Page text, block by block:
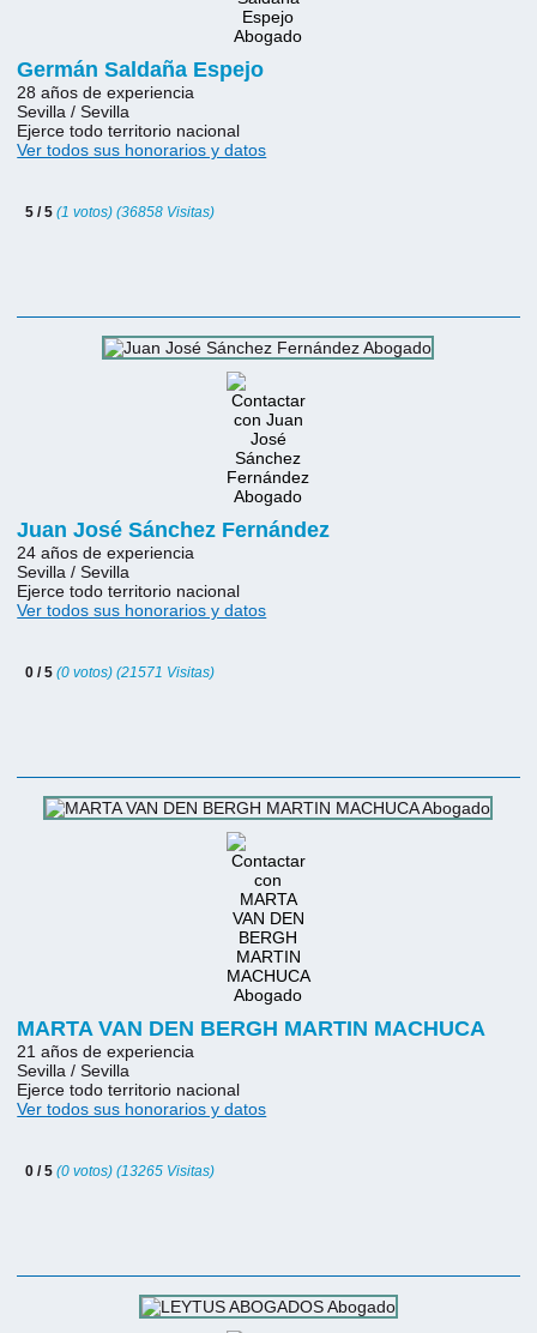
Germán Saldaña Espejo
28 años de experiencia
Sevilla / Sevilla
Ejerce todo territorio nacional
Ver todos sus honorarios y datos
5 / 5(1 votos) (36858 Visitas)
Juan José Sánchez Fernández
24 años de experiencia
Sevilla / Sevilla
Ejerce todo territorio nacional
Ver todos sus honorarios y datos
0 / 5(0 votos) (21571 Visitas)
MARTA VAN DEN BERGH MARTIN MACHUCA
21 años de experiencia
Sevilla / Sevilla
Ejerce todo territorio nacional
Ver todos sus honorarios y datos
0 / 5(0 votos) (13265 Visitas)